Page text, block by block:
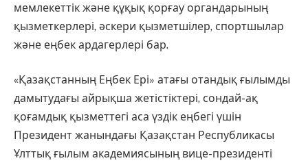
мемлекеттік және құқық қорғау органдарының
қызметкерлері, әскери қызметшілер, спортшылар
және еңбек ардагерлері бар.
«Қазақстанның Еңбек Ері» атағы отандық ғылымды
дамытудағы айрықша жетістіктері, сондай-ақ
қоғамдық қызметтегі аса үздік еңбегі үшін
Президент жанындағы Қазақстан Республикасы
Ұлттық ғылым академиясының вице-президенті